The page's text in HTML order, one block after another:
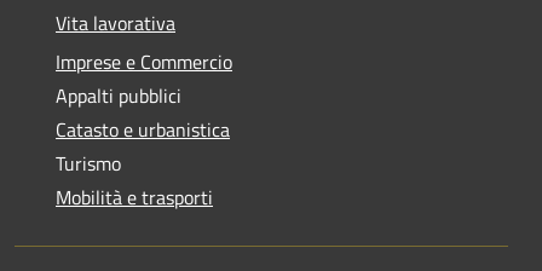
Vita lavorativa
Imprese e Commercio
Appalti pubblici
Catasto e urbanistica
Turismo
Mobilità e trasporti